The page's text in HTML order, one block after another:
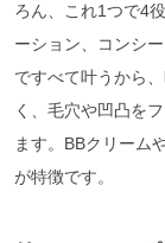
ろん、これ1つで4
ーション、コンシ
ですべて叶うから
く、毛穴や凹凸を
ます。BBクリーム
が特徴です。